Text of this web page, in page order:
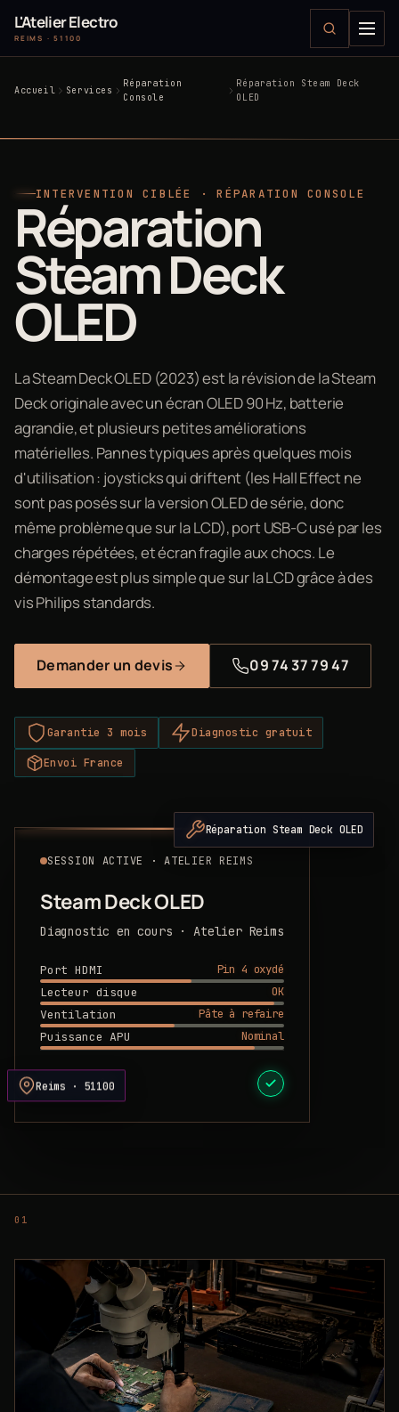
L'Atelier Electro
REIMS · 51100
Accueil Services
Réparation
Console
Réparation Steam Deck
OLED
INTERVENTION CIBLÉE · RÉPARATION CONSOLE
Réparation
Steam Deck
OLED
La Steam Deck OLED (2023) est la révision de la Steam
Deck originale avec un écran OLED 90 Hz, batterie
agrandie, et plusieurs petites améliorations
matérielles. Pannes typiques après quelques mois
d'utilisation : joysticks qui driftent (les Hall Effect ne
sont pas posés sur la version OLED de série, donc
même problème que sur la LCD), port USB-C usé par les
charges répétées, et écran fragile aux chocs. Le
démontage est plus simple que sur la LCD grâce à des
vis Philips standards.
Demander un devis 09 74 37 79 47
Garantie 3 mois Diagnostic gratuit
Envoi France
SESSION ACTIVE · ATELIER REIMS
Steam Deck OLED
Diagnostic en cours · Atelier Reims
Port HDMI
Pin 4 oxydé
Lecteur disque
OK
Ventilation
Pâte à refaire
Puissance APU
Nominal
DEVIS PRÊT
Réparation Steam Deck OLED
Reims · 51100